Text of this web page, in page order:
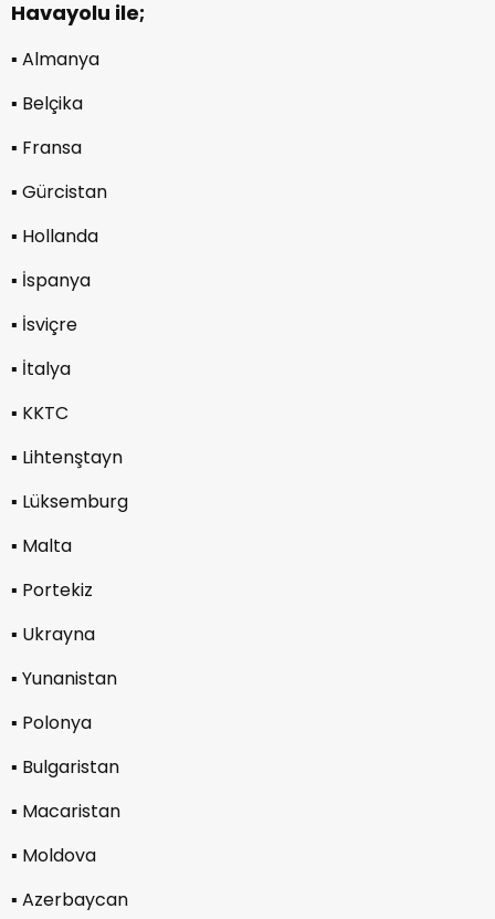
Havayolu ile;
▪︎ Almanya
▪︎ Belçika
▪︎ Fransa
▪︎ Gürcistan
▪︎ Hollanda
▪︎ İspanya
▪︎ İsviçre
▪︎ İtalya
▪︎ KKTC
▪︎ Lihtenştayn
▪︎ Lüksemburg
▪︎ Malta
▪︎ Portekiz
▪︎ Ukrayna
▪︎ Yunanistan
▪︎ Polonya
▪︎ Bulgaristan
▪︎ Macaristan
▪︎ Moldova
▪︎ Azerbaycan